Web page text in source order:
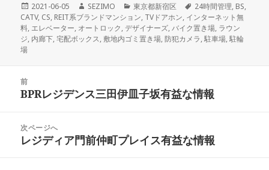
投
稿
日:
2021-06-05
作
成
者
SEZIMO
カ
テ
ゴ
リ
東京都新宿区
タ
グ
24時間管理, BS,
CATV, CS, REIT系ブランドマンション, TVドアホン, インターネット無
料, エレベーター, オートロック,デザイナーズ,バイク置き場, ラウン
ジ, 内廊下,宅配ボックス, 敷地内ゴミ置き場,防犯カメラ,駐車場,駐輪
場
前
前
投
稿:
BPRレジデンス三田伊皿子坂有益な情報
次ページへ
次
レジディア門前仲町プレイス有益な情報